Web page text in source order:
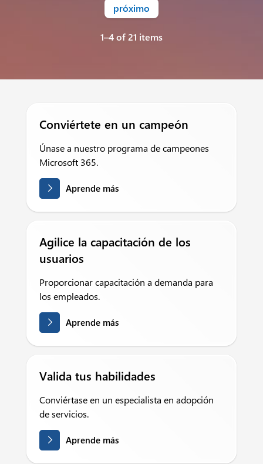
próximo
1–4 of 21 items
Conviértete en un campeón
Únase a nuestro programa de campeones
Microsoft 365.
Aprende más
Agilice la capacitación de los
usuarios
Proporcionar capacitación a demanda para
los empleados.
Aprende más
Valida tus habilidades
Conviértase en un especialista en adopción
de servicios.
Aprende más